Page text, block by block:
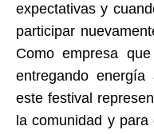
expectativas y
participar
Como empresa
entregando
este festival
la comunidad y